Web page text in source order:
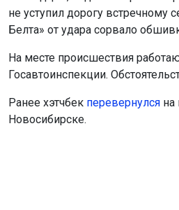
не уступил дорогу встречному
Белта» от удара сорвало
На месте происшествия
Госавтоинспекции.
Ранее хэтчбек перевернулся
Новосибирске.